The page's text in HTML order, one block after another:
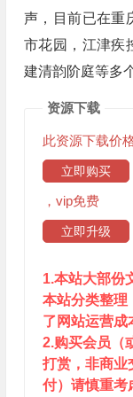
声，目前已在重
市花园，江津疾
建清韵阶庭等多
资源下载
此资源下载价
立即购买
，vip免费
立即升级
1.本站大部份
本站分类整理
了网站运营成
2.购买会员（
打赏，非商业
付）请慎重考